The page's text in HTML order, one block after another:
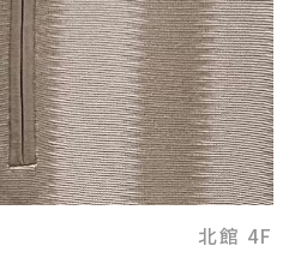
北館 4F